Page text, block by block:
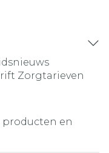
Zorgtarieven
producten en